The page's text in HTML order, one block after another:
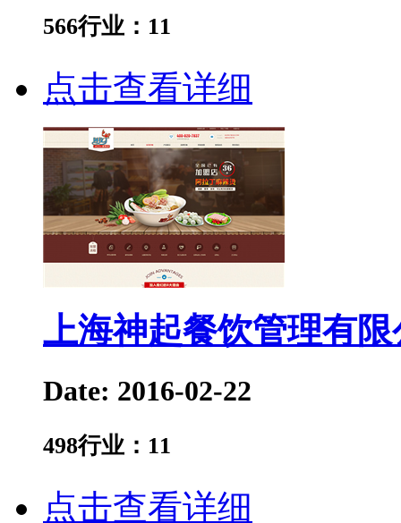
566行业： 11
点击查看详细
上海神起餐饮管理有限
Date: 2016-02-22
498行业： 11
点击查看详细